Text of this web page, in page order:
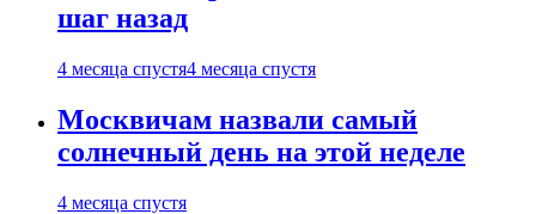
шаг назад
4 месяца спустя4 месяца спустя
Москвичам назвали самый
солнечный день на этой неделе
4 месяца спустя